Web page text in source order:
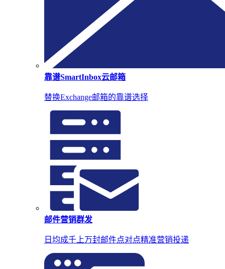
靠谱SmartInbox云邮箱
替换Exchange邮箱的靠谱选择
邮件营销群发
日均成千上万封邮件点对点精准营销投递